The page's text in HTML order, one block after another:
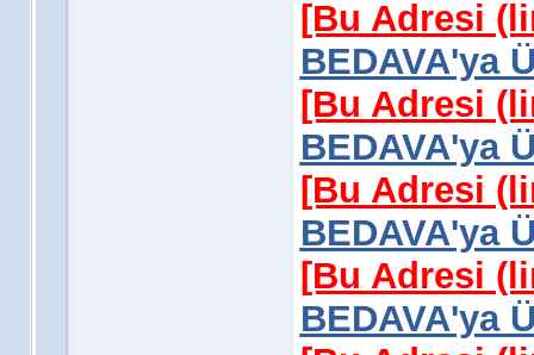
[Bu Adresi
BEDAVA'ya
[Bu Adresi
BEDAVA'ya
[Bu Adresi
BEDAVA'ya
[Bu Adresi
BEDAVA'ya